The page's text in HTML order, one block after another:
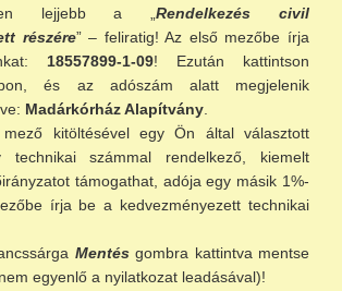
lejjebb a „Rendelkezés civil
részére” – feliratig! Az első mezőbe írja
18557899-1-09! Ezután kattintson
és az adószám alatt megjelenik
Madárkórház Alapítvány.
kitöltésével egy Ön által választott
technikai számmal rendelkező, kiemelt
támogathat, adója egy másik 1%-
írja be a kedvezményezett technikai
Mentésgombra kattintva mentse
egyenlő a nyilatkozat leadásával)!